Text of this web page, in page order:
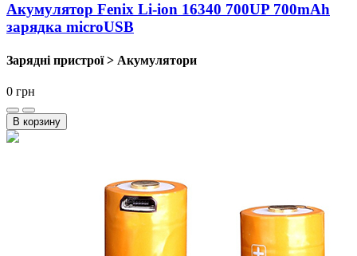
Акумулятор Fenix Li-ion 16340 700UP 700mAh
зарядка microUSB
Зарядні пристрої > Акумулятори
0 грн
В корзину